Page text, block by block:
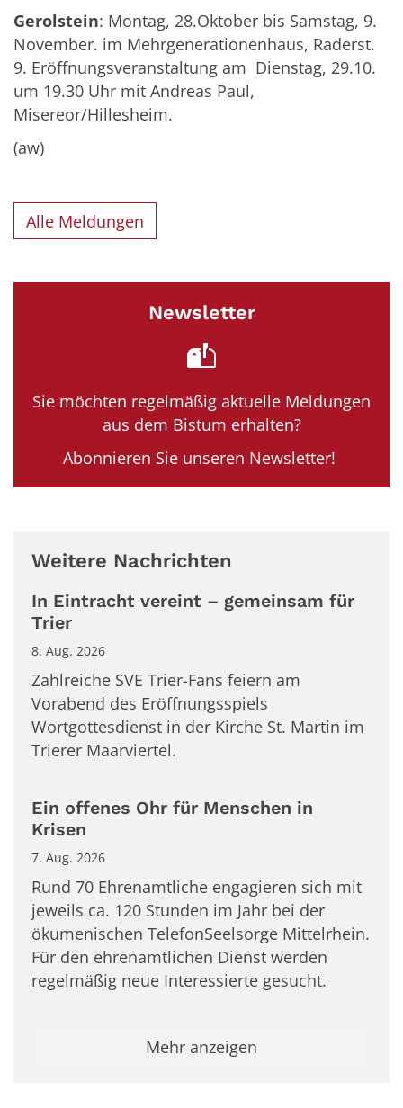
Gerolstein: Montag, 28.Oktober bis Samstag, 9.
November. im Mehrgenerationenhaus, Raderst.
9. Eröffnungsveranstaltung am Dienstag, 29.10.
um 19.30 Uhr mit Andreas Paul,
Misereor/Hillesheim.
(aw)
Alle Meldungen
Newsletter
Sie möchten regelmäßig aktuelle Meldungen
aus dem Bistum erhalten?
Abonnieren Sie unseren Newsletter!
Weitere Nachrichten
In Eintracht vereint – gemeinsam für
Trier
8. Aug. 2026
Zahlreiche SVE Trier-Fans feiern am
Vorabend des Eröffnungsspiels
Wortgottesdienst in der Kirche St. Martin im
Trierer Maarviertel.
Ein offenes Ohr für Menschen in
Krisen
7. Aug. 2026
Rund 70 Ehrenamtliche engagieren sich mit
jeweils ca. 120 Stunden im Jahr bei der
ökumenischen TelefonSeelsorge Mittelrhein.
Für den ehrenamtlichen Dienst werden
regelmäßig neue Interessierte gesucht.
Mehr anzeigen